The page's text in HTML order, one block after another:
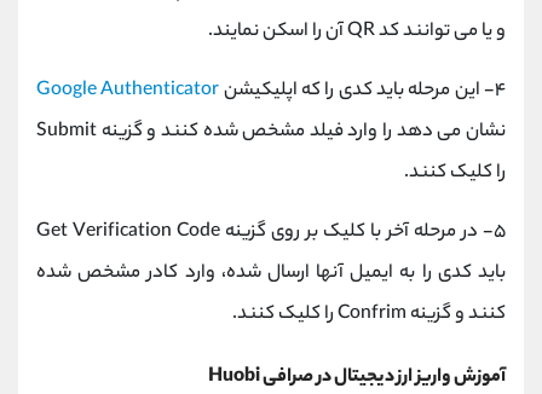
و یا می توانند کد QR آن را اسکن نمایند.
۴- این مرحله باید کدی را که اپلیکیشن
Google Authenticator
نشان می دهد را وارد فیلد مشخص شده کنند و گزینه Submit
را کلیک کنند.
۵- در مرحله آخر با کلیک بر روی گزینه Get Verification Code
باید کدی را به ایمیل آنها ارسال شده، وارد کادر مشخص شده
کنند و گزینه Confrim را کلیک کنند.
آموزش واریز ارز دیجیتال در صرافی Huobi